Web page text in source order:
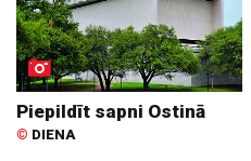
Piepildīt sapni Ostinā
© DIENA